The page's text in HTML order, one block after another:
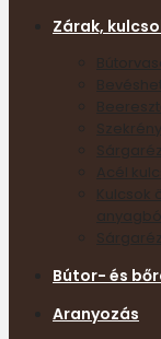
Zárak,
Acél
Kulcsok
Bútor- és
Aranyozás